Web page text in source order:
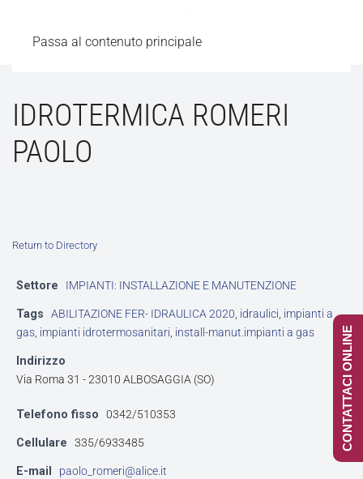
Passa al contenuto principale
IDROTERMICA ROMERI
PAOLO
Return to Directory
Settore IMPIANTI: INSTALLAZIONE E MANUTENZIONE
Tags ABILITAZIONE FER- IDRAULICA 2020, idraulici, impianti a
gas, impianti idrotermosanitari, install-manut.impianti a gas
Indirizzo
Via Roma 31 - 23010 ALBOSAGGIA (SO)
Telefono fisso 0342/510353
Cellulare 335/6933485
E-mail paolo_romeri@alice.it
CONTATTACI ONLINE